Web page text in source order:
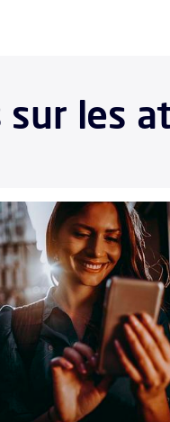
sur les